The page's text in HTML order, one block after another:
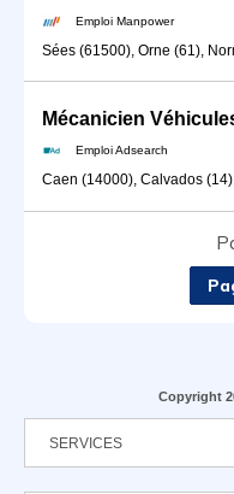
Emploi Manpower
Sées (61500), Orne (61),
Mécanicien
Emploi Adsearch
Caen (14000), Calvados
Copyright
SERVICES